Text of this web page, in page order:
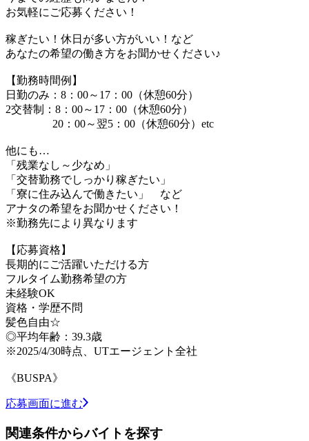
お気軽にご応募ください！
稼ぎたい！休日が多い方がいい！など
あなたの希望の働き方をお聞かせください♪
【勤務時間例】
日勤のみ：8：00～17：00（休憩60分）
2交替制：8：00～17：00（休憩60分）
20：00～翌5：00（休憩60分）etc
他にも…
「残業なし～少なめ」
「交替勤務でしっかり稼ぎたい」
「寮に住み込んで働きたい」 など
アナタの希望をお聞かせください！
※勤務先により異なります
【応募資格】
長期的にご活躍いただける方
フルタイム勤務希望の方
未経験OK
資格・学歴不問
髪色自由☆
◎平均年齢：39.3歳
※2025/4/30時点、UTエージェント全社
《BUSPA》
応募画面に進む
関連条件からバイトを探す